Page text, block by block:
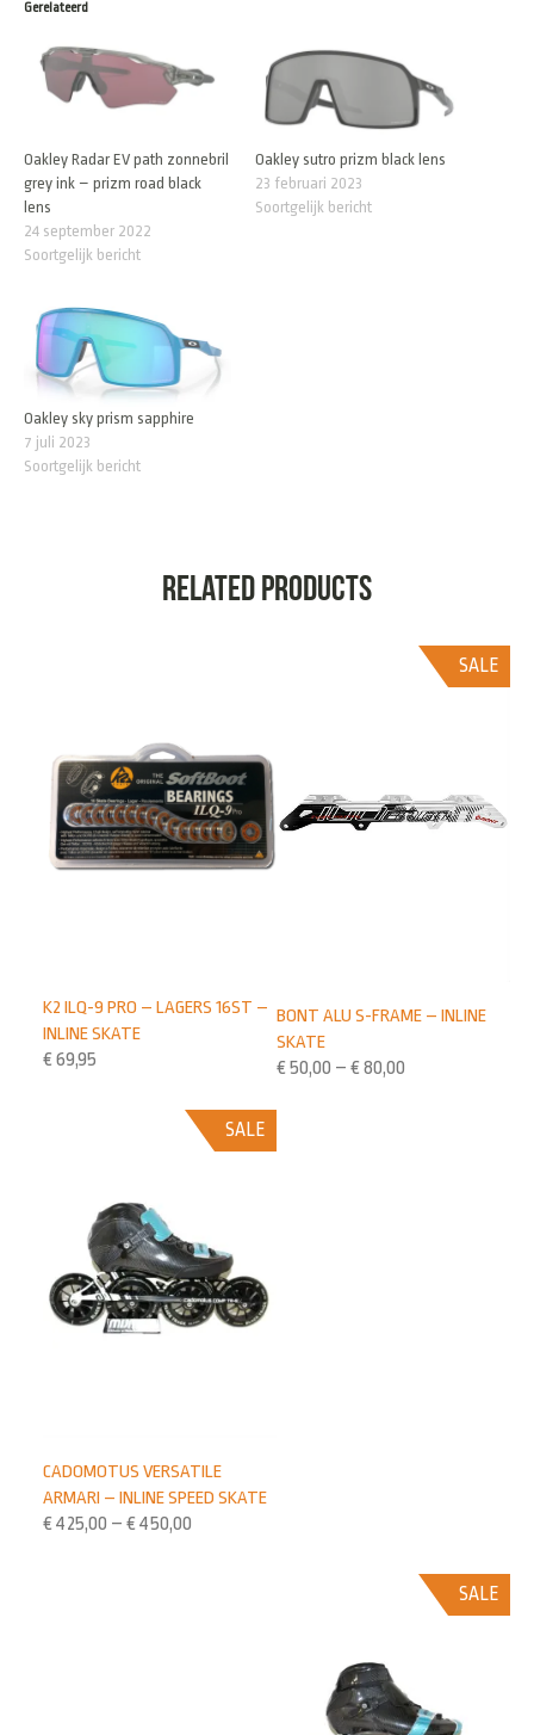
Gerelateerd
Oakley Radar EV path zonnebril
grey ink – prizm road black
lens
24 september 2022
Soortgelijk bericht
Oakley sutro prizm black lens
23 februari 2023
Soortgelijk bericht
Oakley sky prism sapphire
7 juli 2023
Soortgelijk bericht
Related products
SALE
BONT ALU S-FRAME – INLINE
SKATE
€ 50,00 – € 80,00
K2 ILQ-9 PRO – LAGERS 16ST –
INLINE SKATE
€ 69,95
SALE
CADOMOTUS VERSATILE
ARMARI – INLINE SPEED SKATE
€ 425,00 – € 450,00
SALE